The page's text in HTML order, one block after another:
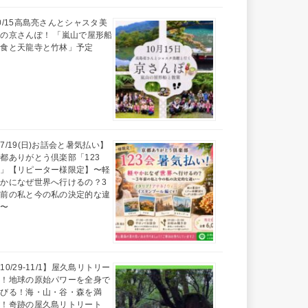
15高島亮さんとシャスタ美
京さんぽ！ 「嵐山で屋形船
と天龍寺と竹林」予定
7/19(日)お話会と暑気払い】
ありがとう倶楽部「123
【リピーター様限定】〜軽
になぜ世界へ行けるの？3
の私と今の私の決定的な違
10/29-11/1】屋久島リトリー
！地球の原始パワーを全身で
る！海・山・谷・森を満
奇跡の屋久島リトリート